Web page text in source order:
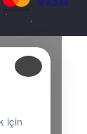
için